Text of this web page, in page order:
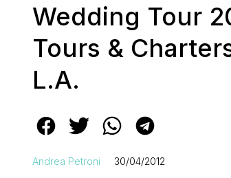
Wedding Tour
Tours &
L.A.
Andrea Petroni 30/04/2012